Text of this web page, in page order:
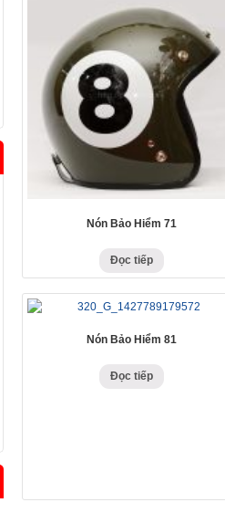
Nón Bảo Hiểm 71
Đọc tiếp
Nón Bảo Hiểm 81
Đọc tiếp